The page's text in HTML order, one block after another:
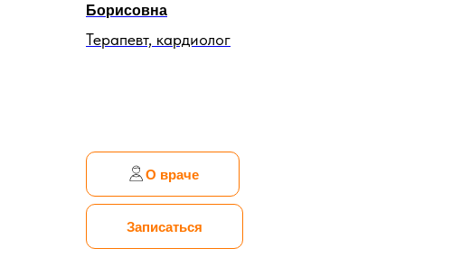
Борисовна
Терапевт, кардиолог
О враче
Записаться